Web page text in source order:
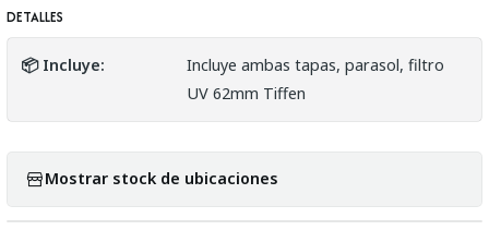
DETALLES
📦 Incluye:
Incluye ambas tapas, parasol, filtro
UV 62mm Tiffen
Mostrar stock de ubicaciones